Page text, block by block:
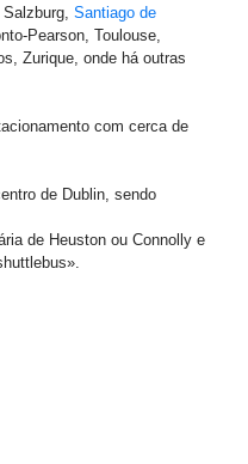
Santiago de
Pearson, Toulouse,
Zurique, onde há outras
com cerca de
de Dublin, sendo
de Heuston ou Connolly e